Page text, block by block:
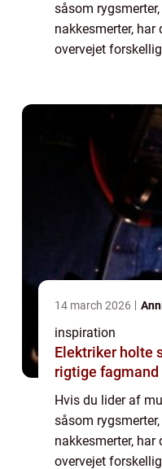
såsom
nakkesmerter, har
overvejet
14 march 2026
inspiration
Elektriker holte sådan vælger du den
rigtige
Hvis du lider af
såsom
nakkesmerter, har
overvejet